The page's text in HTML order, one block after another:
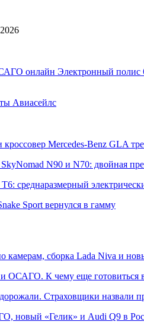
Электронный
Авиасейлс
Mercedes-Benz GLA
N90 и N70: двойная
среднаразмерный
Sport вернулся в гамму
сборка Lada Niva и
ОСАГО. К чему еще готовиться
Страховщики назвали
новый «Гелик» и Audi Q9 в